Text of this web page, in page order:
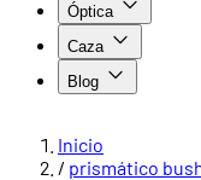
Óptica
Caza
Blog
Inicio
/ prismático